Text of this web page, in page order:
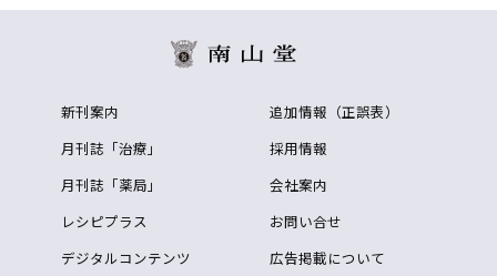
新刊案内
月刊誌「治療」
月刊誌「薬局」
レシピプラス
デジタルコンテンツ
追加情報（正誤表）
採用情報
会社案内
お問い合せ
広告掲載について